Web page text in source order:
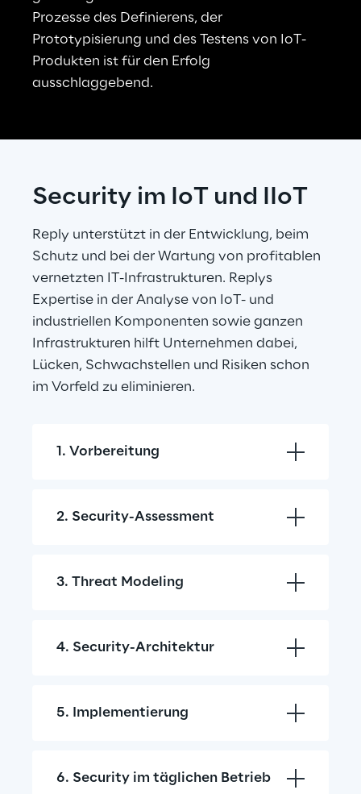
Prozesse des Definierens, der
Prototypisierung und des Testens von IoT-
Produkten ist für den Erfolg
ausschlaggebend.
Security im IoT und IIoT
Reply unterstützt in der Entwicklung, beim
Schutz und bei der Wartung von profitablen
vernetzten IT-Infrastrukturen. Replys
Expertise in der Analyse von IoT- und
industriellen Komponenten sowie ganzen
Infrastrukturen hilft Unternehmen dabei,
Lücken, Schwachstellen und Risiken schon
im Vorfeld zu eliminieren.
1. Vorbereitung
2. Security-Assessment
3. Threat Modeling
4. Security-Architektur
5. Implementierung
6. Security im täglichen Betrieb